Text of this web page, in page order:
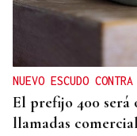
NUEVO ESCUDO
El prefijo 400 será
llamadas